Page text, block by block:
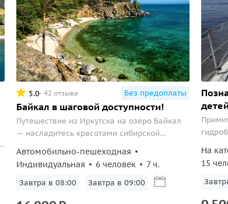
5.0 42 отзыва Без предоплаты
Байкал в шаговой доступности!
Путешествие из Иркутска на озеро Байкал
— насладитесь красотами сибирской
Автомобильно-пешеходная
Индивидуальная
6 человек 7 ч.
Завтра в 08:00 Завтра в 09:00
На
15